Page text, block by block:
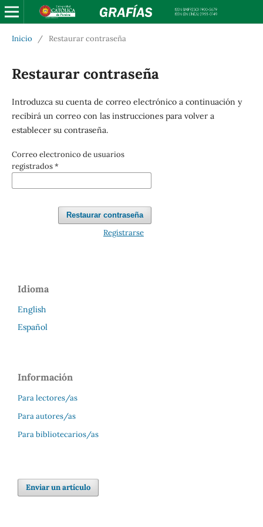
Inicio / Restaurar contraseña
Restaurar contraseña
Introduzca su cuenta de correo electrónico a continuación y
recibirá un correo con las instrucciones para volver a
establecer su contraseña.
Correo electronico de usuarios
registrados*
Restaurar contraseña
Registrarse
Idioma
English
Español
Información
Para lectores/as
Para autores/as
Para bibliotecarios/as
Enviar un artículo